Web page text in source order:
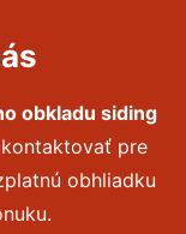
obkladu siding
pre
obhliadku